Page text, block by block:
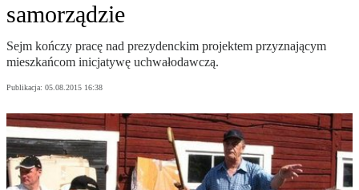
samorządzie
Sejm kończy pracę nad prezydenckim projektem przyznającym
mieszkańcom inicjatywę uchwałodawczą.
Publikacja: 05.08.2015 16:38